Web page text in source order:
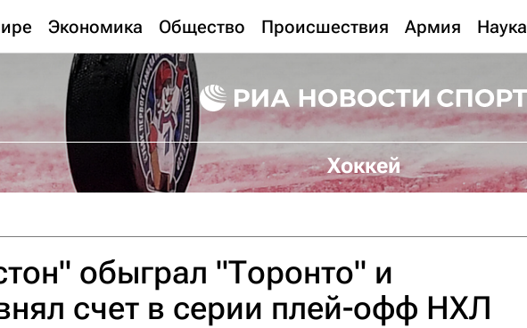
Экономика Общество Происшествия Армия Наука
Хоккей
обыграл "Торонто" и
счет в серии плей-офф НХЛ